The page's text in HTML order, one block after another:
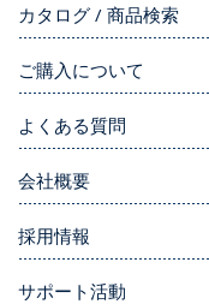
カタログ / 商品検索
ご購入について
よくある質問
会社概要
採用情報
サポート活動